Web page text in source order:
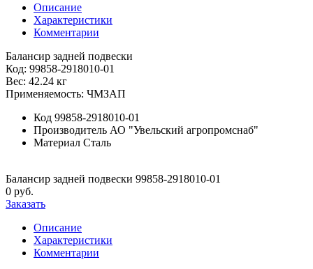
Описание
Характеристики
Комментарии
Балансир задней подвески
Код: 99858-2918010-01
Вес: 42.24 кг
Применяемость: ЧМЗАП
Код 99858-2918010-01
Производитель АО "Увельский агропромснаб"
Материал Сталь
Балансир задней подвески 99858-2918010-01
0 руб.
Заказать
Описание
Характеристики
Комментарии